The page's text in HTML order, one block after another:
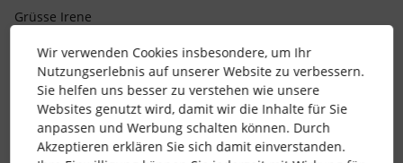
Grüsse Irene
Beste Antwort vonAM_HR
Wir verwenden Cookies insbesondere, um Ihr
Nutzungserlebnis auf unserer Website zu verbessern.
Sie helfen uns besser zu verstehen wie unsere
Websites genutzt wird, damit wir die Inhalte für Sie
anpassen und Werbung schalten können. Durch
Akzeptieren erklären Sie sich damit einverstanden.